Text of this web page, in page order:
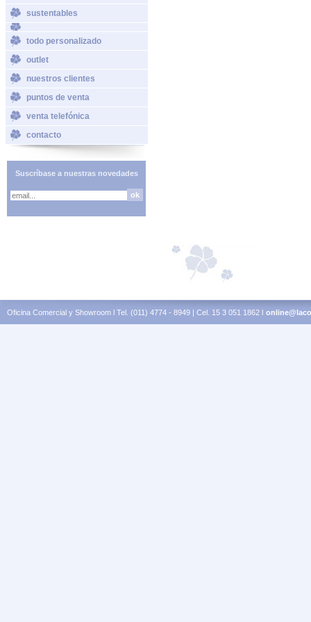
sustentables
todo personalizado
outlet
nuestros clientes
puntos de venta
venta telefónica
contacto
Suscríbase a nuestras novedades
Oficina Comercial y Showroom l Tel. (011) 4774 - 8949 | Cel. 15 3 051 1862 l